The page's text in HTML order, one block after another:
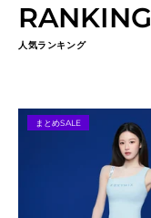
人気ランキング
RANKING
まとめSALE